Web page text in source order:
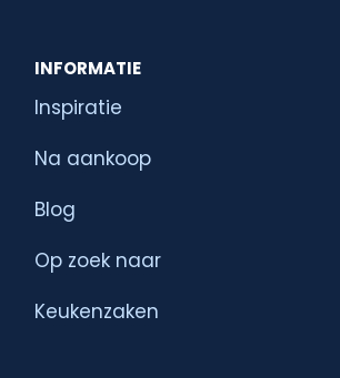
INFORMATIE
Inspiratie
Na aankoop
Blog
Op zoek naar
Keukenzaken